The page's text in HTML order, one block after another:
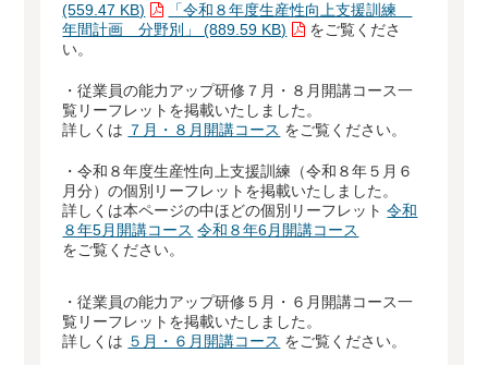
(559.47 KB)
「令和８年度生産性向上支援訓練
年間計画 分野別」 (889.59 KB)
をご覧くださ
い。
・従業員の能力アップ研修７月・８月開講コース一
覧リーフレットを掲載いたしました。
詳しくは ７月・８月開講コース をご覧ください。
・令和８年度生産性向上支援訓練（令和８年５月６
月分）の個別リーフレットを掲載いたしました。
詳しくは本ページの中ほどの個別リーフレット 令和
８年5月開講コース 令和８年6月開講コース
をご覧ください。
・従業員の能力アップ研修５月・６月開講コース一
覧リーフレットを掲載いたしました。
詳しくは ５月・６月開講コース をご覧ください。